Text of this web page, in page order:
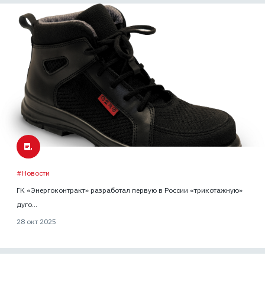
#Новости
ГК «Энергоконтракт» разработал первую в России «трикотажную»
дуго...
28 окт 2025